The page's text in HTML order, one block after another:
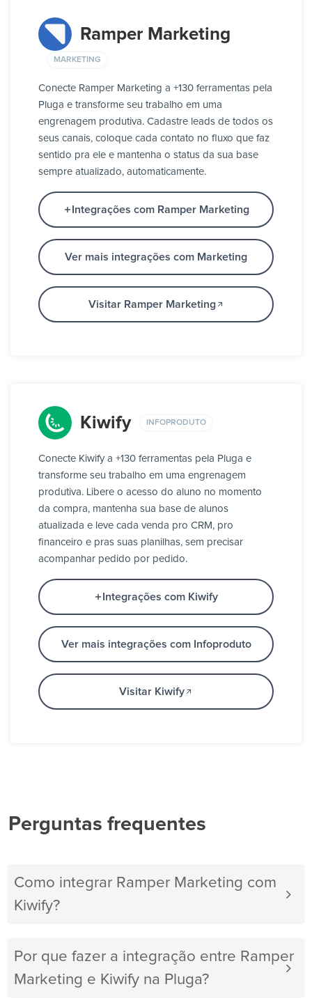
Ramper Marketing
MARKETING
Conecte Ramper Marketing a +130 ferramentas pela
Pluga e transforme seu trabalho em uma
engrenagem produtiva. Cadastre leads de todos os
seus canais, coloque cada contato no fluxo que faz
sentido pra ele e mantenha o status da sua base
sempre atualizado, automaticamente.
Integrações com Ramper Marketing
Ver mais integrações com Marketing
Visitar Ramper Marketing
Kiwify INFOPRODUTO
Conecte Kiwify a +130 ferramentas pela Pluga e
transforme seu trabalho em uma engrenagem
produtiva. Libere o acesso do aluno no momento
da compra, mantenha sua base de alunos
atualizada e leve cada venda pro CRM, pro
financeiro e pras suas planilhas, sem precisar
acompanhar pedido por pedido.
Integrações com Kiwify
Ver mais integrações com Infoproduto
Visitar Kiwify
Perguntas frequentes
Como integrar Ramper Marketing com
Kiwify?
Por que fazer a integração entre Ramper
Marketing e Kiwify na Pluga?